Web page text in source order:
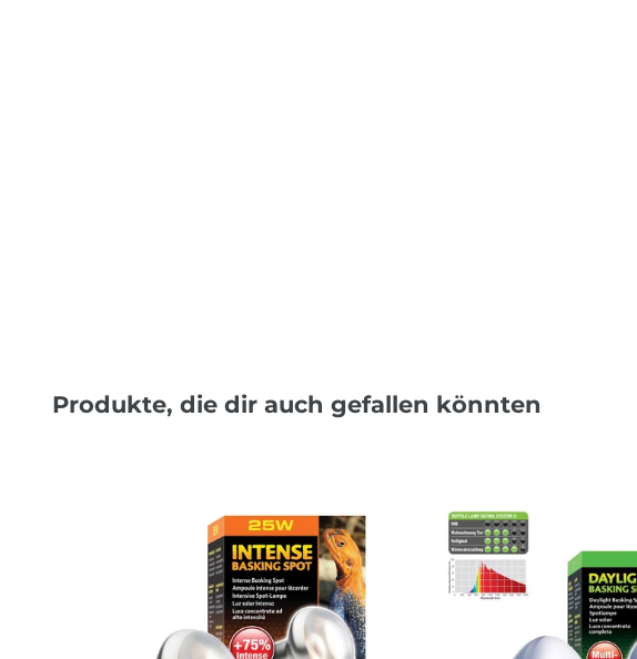
Produkte, die dir auch gefallen könnten